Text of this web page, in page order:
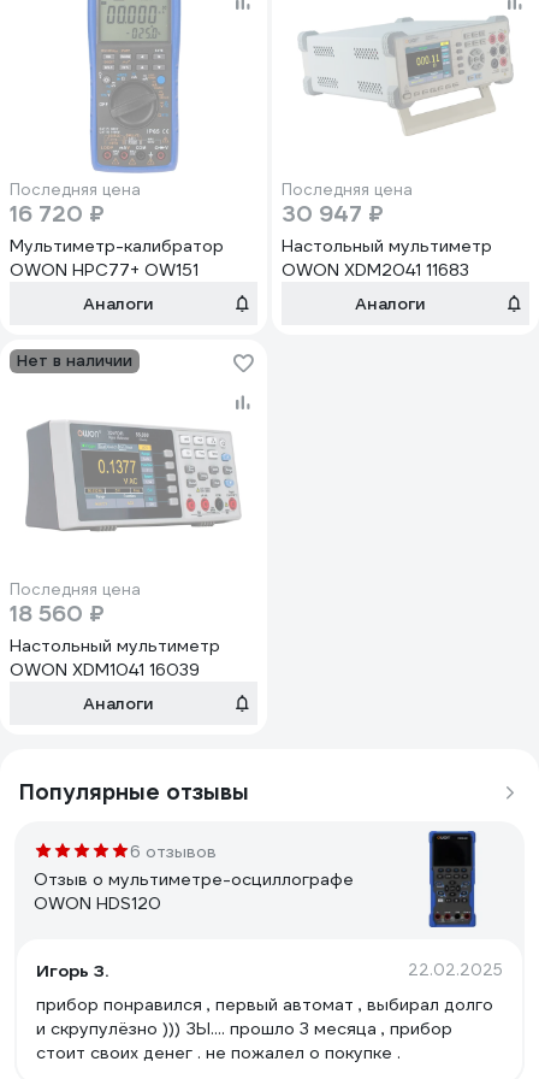
Последняя цена
16 720 ₽
Мультиметр-калибратор
OWON HPС77+ OW151
Аналоги
Последняя цена
30 947 ₽
Настольный мультиметр
OWON XDM2041 11683
Аналоги
Нет в наличии
Последняя цена
18 560 ₽
Настольный мультиметр
OWON XDM1041 16039
Аналоги
Популярные отзывы
6 отзывов
Отзыв о мультиметре-осциллографе
OWON HDS120
Игорь З. 22.02.2025
прибор понравился , первый автомат , выбирал долго
и скрупулёзно ))) ЗЫ.... прошло 3 месяца , прибор
стоит своих денег . не пожалел о покупке .